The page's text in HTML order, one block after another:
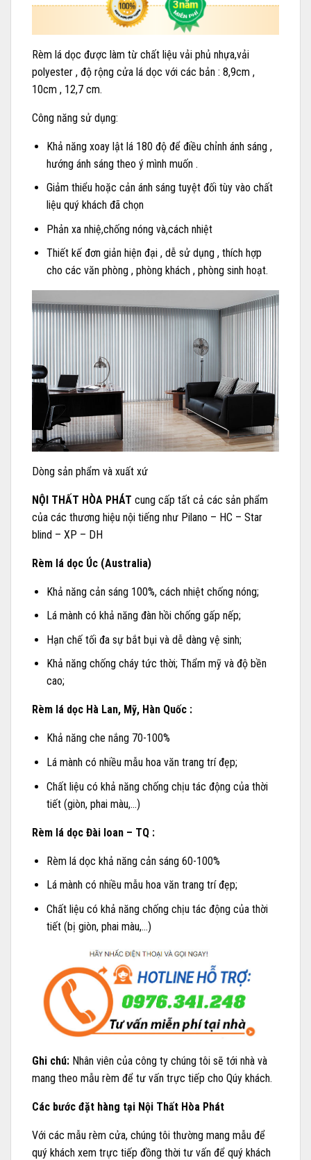
Rèm lá dọc được làm từ chất liệu vải phủ nhựa,vải
polyester , độ rộng cửa lá dọc với các bản : 8,9cm ,
10cm , 12,7 cm.
Công năng sử dụng:
Khả năng xoay lật lá 180 độ để điều chỉnh ánh sáng ,
hướng ánh sáng theo ý mình muốn .
Giảm thiểu hoặc cản ánh sáng tuyệt đối tùy vào chất
liệu quý khách đã chọn
Phản xa nhiệ,chống nóng và,cách nhiệt
Thiết kế đơn giản hiện đại , dễ sử dụng , thích hợp
cho các văn phòng , phòng khách , phòng sinh hoạt.
Dòng sản phẩm và xuất xứ
NỘI THẤT HÒA PHÁT cung cấp tất cả các sản phẩm
của các thương hiệu nội tiếng như Pilano – HC – Star
blind – XP – DH
Rèm lá dọc Úc (Australia)
Khả năng cản sáng 100%, cách nhiệt chống nóng;
Lá mành có khả năng đàn hồi chống gấp nếp;
Hạn chế tối đa sự bắt bụi và dễ dàng vệ sinh;
Khả năng chống cháy tức thời; Thẩm mỹ và độ bền
cao;
Rèm lá dọc Hà Lan, Mỹ, Hàn Quốc :
Khả năng che nắng 70-100%
Lá mành có nhiều mẫu hoa văn trang trí đẹp;
Chất liệu có khả năng chống chịu tác động của thời
tiết (giòn, phai màu,…)
Rèm lá dọc Đài loan – TQ :
Rèm lá dọc khả năng cản sáng 60-100%
Lá mành có nhiều mẫu hoa văn trang trí đẹp;
Chất liệu có khả năng chống chịu tác động của thời
tiết (bị giòn, phai màu,…)
Ghi chú: Nhân viên của công ty chúng tôi sẽ tới nhà và
mang theo mẫu rèm để tư vấn trực tiếp cho Qúy khách.
Các bước đặt hàng tại Nội Thất Hòa Phát
Với các mẫu rèm cửa, chúng tôi thường mang mẫu để
quý khách xem trực tiếp đồng thời tư vấn để quý khách